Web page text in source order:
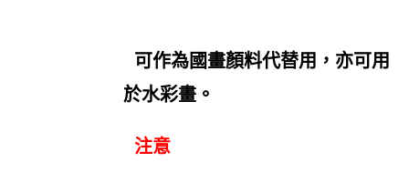
可作為國畫顏料代替用，亦可用
於水彩畫。
注意